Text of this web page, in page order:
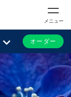
メニュー
オーダー